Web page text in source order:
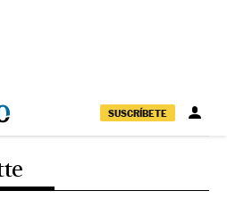
SUSCRÍBETE